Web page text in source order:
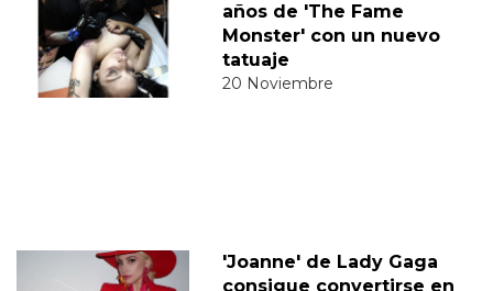
años de 'The Fame
Monster' con un nuevo
tatuaje
20 Noviembre
'Joanne' de Lady Gaga
consigue convertirse en